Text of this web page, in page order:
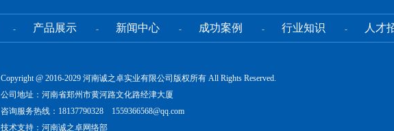
- 产品展示 - 新闻中心 - 成功案例 - 行业知识 - 人才
Copyright @ 2016-2029 河南诚之卓实业有限公司版权所有 All Rights Reserved.
公司地址：河南省郑州市黄河路文化路经津大厦
咨询服务热线：18137790328 1559366568@qq.com
技术支持：河南诚之卓网络部